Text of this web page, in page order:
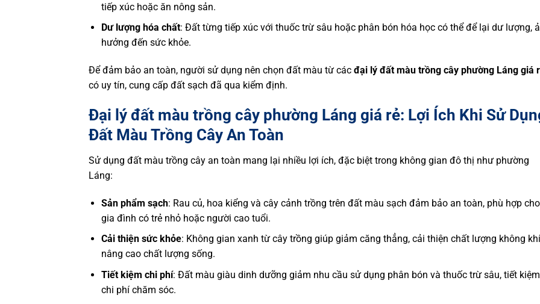
tiếp xúc hoặc ăn nông sản.
Dư lượng hóa chất: Đất từng tiếp xúc với thuốc trừ sâu hoặc phân bón hóa học có thể để lại dư lượng,
hưởng đến sức khỏe.
Để đảm bảo an toàn, người sử dụng nên chọn đất màu từ các đại lý đất màu trồng cây phường Láng giá
có uy tín, cung cấp đất sạch đã qua kiểm định.
Đại lý đất màu trồng cây phường Láng giá rẻ: Lợi Ích Khi Sử
Đất Màu Trồng Cây An Toàn
Sử dụng đất màu trồng cây an toàn mang lại nhiều lợi ích, đặc biệt trong không gian đô thị như phường
Láng:
Sản phẩm sạch: Rau củ, hoa kiểng và cây cảnh trồng trên đất màu sạch đảm bảo an toàn, phù hợp cho
gia đình có trẻ nhỏ hoặc người cao tuổi.
Cải thiện sức khỏe: Không gian xanh từ cây trồng giúp giảm căng thẳng, cải thiện chất lượng không
nâng cao chất lượng sống.
Tiết kiệm chi phí: Đất màu giàu dinh dưỡng giảm nhu cầu sử dụng phân bón và thuốc trừ sâu, tiết kiệm
chi phí chăm sóc.